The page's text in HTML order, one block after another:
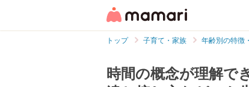
トップ 子育て・家族 年齢別の特徴
時間の概念が理解で